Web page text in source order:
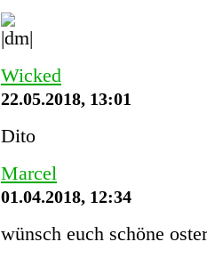
Wicked
22.05.2018, 13:01
Dito
Marcel
01.04.2018, 12:34
wünsch euch schöne